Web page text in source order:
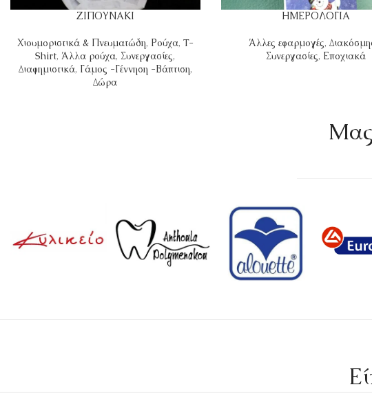
ΖΙΠΟΥΝΑΚΙ
Χιουμοριστικά & Πνευματώδη, Ρούχα, T-
Shirt,Άλλα ρούχα, Συνεργασίες,
Διαφημιστικά, Γάμος -Γέννηση -Βάπτιση,
Δώρα
ΗΜΕΡΟΛΟΓΙΑ
Άλλες εφαρμογές,
Συνεργασίες, Εποχιακά